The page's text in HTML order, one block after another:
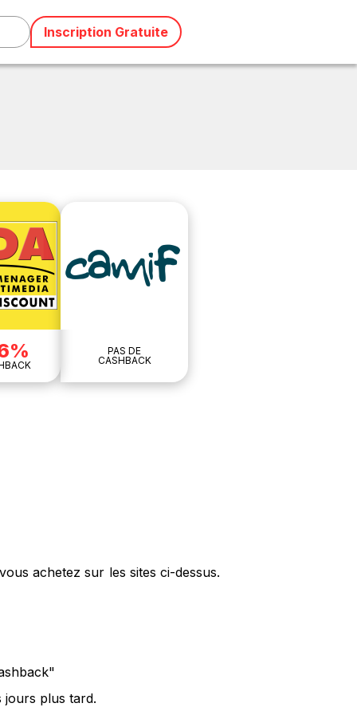
PAS DE
CASHBACK
achetez sur les sites ci-dessus.
jours plus tard.
Inscription Gratuite